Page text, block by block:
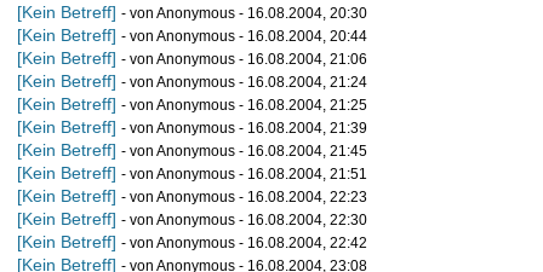
[Kein Betreff] - von Anonymous - 16.08.2004, 20:30
[Kein Betreff] - von Anonymous - 16.08.2004, 20:44
[Kein Betreff] - von Anonymous - 16.08.2004, 21:06
[Kein Betreff] - von Anonymous - 16.08.2004, 21:24
[Kein Betreff] - von Anonymous - 16.08.2004, 21:25
[Kein Betreff] - von Anonymous - 16.08.2004, 21:39
[Kein Betreff] - von Anonymous - 16.08.2004, 21:45
[Kein Betreff] - von Anonymous - 16.08.2004, 21:51
[Kein Betreff] - von Anonymous - 16.08.2004, 22:23
[Kein Betreff] - von Anonymous - 16.08.2004, 22:30
[Kein Betreff] - von Anonymous - 16.08.2004, 22:42
[Kein Betreff] - von Anonymous - 16.08.2004, 23:08